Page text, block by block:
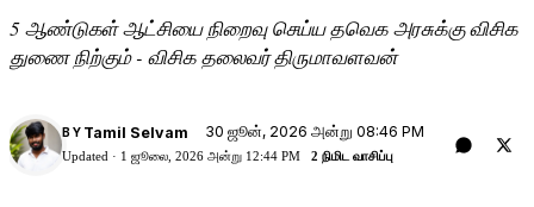
5 ஆண்டுகள் ஆட்சியை நிறைவு செய்ய தவெக அரசுக்கு விசிக
துணை நிற்கும் - விசிக தலைவர் திருமாவளவன்
BY Tamil Selvam 30 ஜூன், 2026 அன்று 08:46 PM
Updated · 1 ஜூலை, 2026 அன்று 12:44 PM 2 நிமிட வாசிப்பு